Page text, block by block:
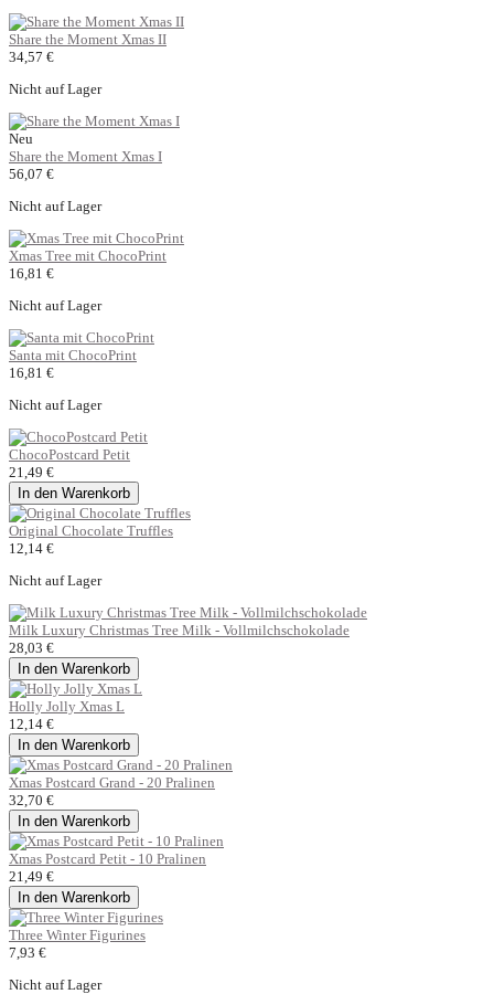
Share the Moment Xmas II
34,57 €
Nicht auf Lager
Neu
Share the Moment Xmas I
56,07 €
Nicht auf Lager
Xmas Tree mit ChocoPrint
16,81 €
Nicht auf Lager
Santa mit ChocoPrint
16,81 €
Nicht auf Lager
ChocoPostcard Petit
21,49 €
In den Warenkorb
Original Chocolate Truffles
12,14 €
Nicht auf Lager
Milk Luxury Christmas Tree Milk - Vollmilchschokolade
28,03 €
In den Warenkorb
Holly Jolly Xmas L
12,14 €
In den Warenkorb
Xmas Postcard Grand - 20 Pralinen
32,70 €
In den Warenkorb
Xmas Postcard Petit - 10 Pralinen
21,49 €
In den Warenkorb
Three Winter Figurines
7,93 €
Nicht auf Lager